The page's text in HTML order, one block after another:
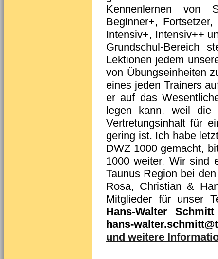
Kennenlernen von
Beginner+,
Intensiv+, Intensiv++
Grundschul-Bereich
Lektionen jedem
von Übungseinheiten
eines jeden Trainers
er auf das
legen kann, weil die
Vertretungsinhalt für
gering ist. Ich habe
DWZ 1000 gemacht,
1000 weiter. Wir sind
Taunus Region bei
Rosa, Christian &
Mitglieder für unser
Hans-Walter
hans-
und weitere